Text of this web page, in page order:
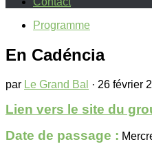
Programme
En Cadéncia
par Le Grand Bal · 26 février
Lien vers le site du
Date de passage :